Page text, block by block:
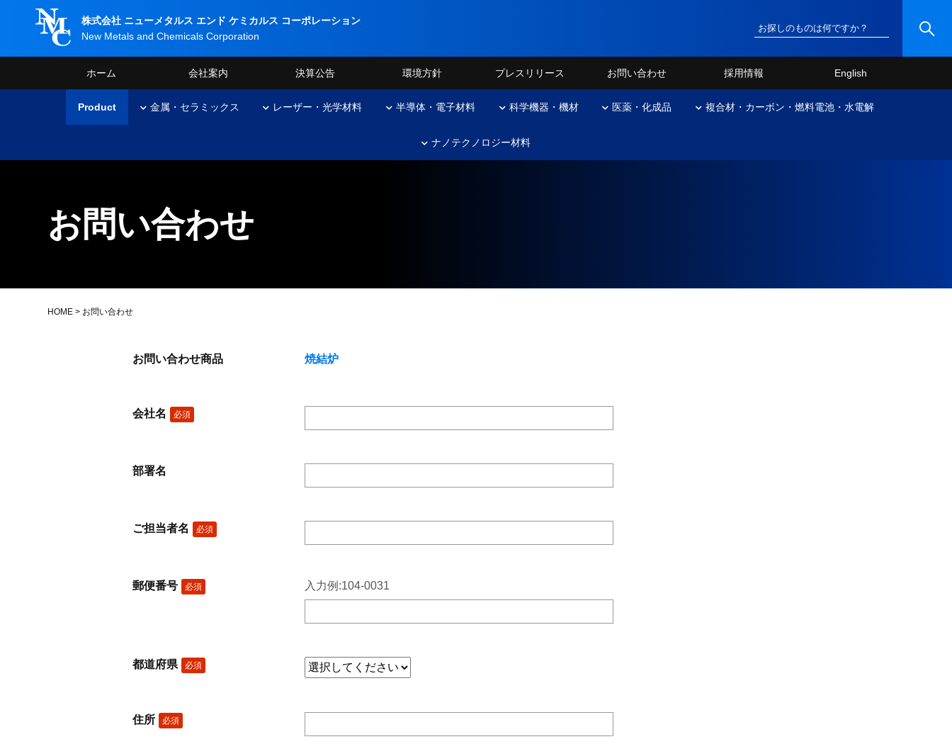
株式会社 ニューメタルス エンド ケミカルス コーポレーション
New Metals and Chemicals Corporation
ホーム 会社案内 決算公告 環境方針 プレスリリース お問い合わせ 採用情報 English
Product 金属・セラミックス レーザー・光学材料 半導体・電子材料 科学機器・機材 医薬・化成品 複合材・カーボン・燃料電池・水電解
ナノテクノロジー材料
お問い合わせ
HOME > お問い合わせ
お問い合わせ商品 焼結炉
会社名 必須
部署名
ご担当者名 必須
郵便番号 必須 入力例:104-0031
都道府県 必須
住所 必須